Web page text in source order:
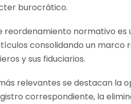
burocrático.
reordenamiento normativo
consolidando un
y sus fiduciarios.
relevantes se destacan la
correspondiente, la